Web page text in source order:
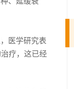
医学研究表
疗，这已经